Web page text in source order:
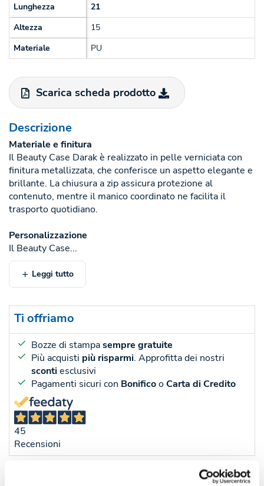
Lunghezza
21
Altezza
15
Materiale
PU
Scarica scheda prodotto
Descrizione
Materiale e finitura
Il Beauty Case Darak è realizzato in pelle verniciata con
finitura metallizzata, che conferisce un aspetto elegante e
brillante. La chiusura a zip assicura protezione al
contenuto, mentre il manico coordinato ne facilita il
trasporto quotidiano.
Personalizzazione
Il Beauty Case...
Leggi tutto
Ti offriamo
Bozze di stampasempre gratuite
Più acquisti più risparmi. Approfitta dei nostri
scontiesclusivi
Pagamenti sicuri con BonificooCarta di Credito
45
Recensioni